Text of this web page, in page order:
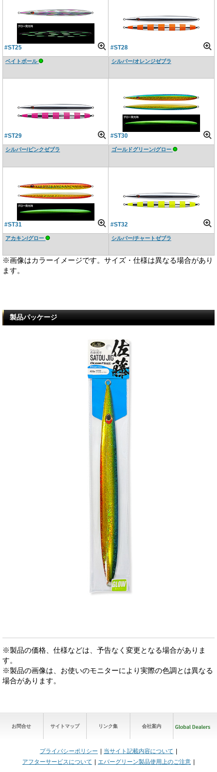
#ST25
ベイトボール
#ST28
シルバー/オレンジゼブラ
#ST29
シルバー/ピンクゼブラ
#ST30
ゴールドグリーン/グロー
#ST31
アカキン/グロー
#ST32
シルバー/チャートゼブラ
※画像はカラーイメージです。サイズ・仕様は異なる場合があり
ます。
製品パッケージ
※製品の価格、仕様などは、予告なく変更となる場合がありま
す。
※製品の画像は、お使いのモニターにより実際の色調とは異なる
場合があります。
お問合せ サイトマップ リンク集 会社案内
プライバシーポリシー
当サイト記載内容について
アフターサービスについて
エバーグリーン製品使用上のご注意